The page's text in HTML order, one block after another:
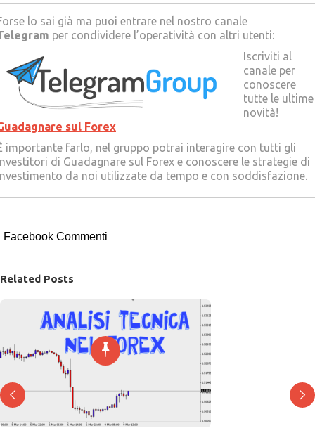
lo sai già ma puoi entrare nel nostro canale
per condividere l’operatività con altri utenti:
Iscriviti al
canale per
conoscere
tutte le ultime
novità!
sul Forex
importante farlo, nel gruppo potrai interagire con tutti gli
di Guadagnare sul Forex e conoscere le strategie di
da noi utilizzate da tempo e con soddisfazione.
Facebook Commenti
Related Posts